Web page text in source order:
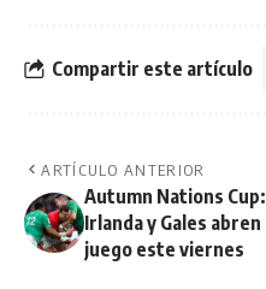
Compartir este artículo
ARTÍCULO ANTERIOR
Autumn Nations Cup:
Irlanda y Gales abren
juego este viernes